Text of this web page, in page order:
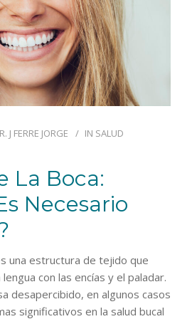
J FERRE JORGE IN SALUD
La Boca:
Necesario
una estructura de tejido que
con las encías y el paladar.
desapercibido, en algunos casos
significativos en la salud bucal